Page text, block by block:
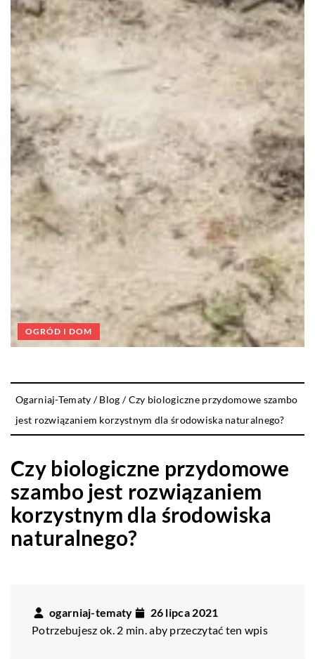
OGRÓD I DOM
Ogarniaj-Tematy /Blog /Czy biologiczne przydomowe szambo
jest rozwiązaniem korzystnym dla środowiska naturalnego?
Czy biologiczne przydomowe
szambo jest rozwiązaniem
korzystnym dla środowiska
naturalnego?
ogarniaj-tematy
26 lipca 2021
Potrzebujesz ok. 2 min. aby przeczytać ten wpis